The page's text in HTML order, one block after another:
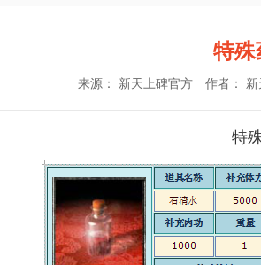
特殊
来源： 新天上碑官方 作者：
特